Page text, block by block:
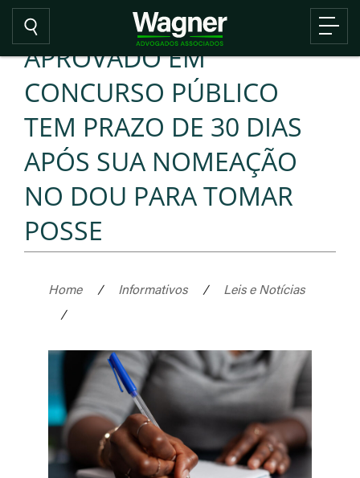
APROVADO EM
CONCURSO PÚBLICO
TEM PRAZO DE 30 DIAS
APÓS SUA NOMEAÇÃO
NO DOU PARA TOMAR
POSSE
Home / Informativos /
Leis e Notícias
/